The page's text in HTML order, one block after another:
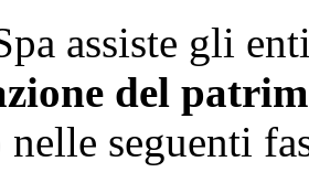
assiste gli
del
nelle seguenti